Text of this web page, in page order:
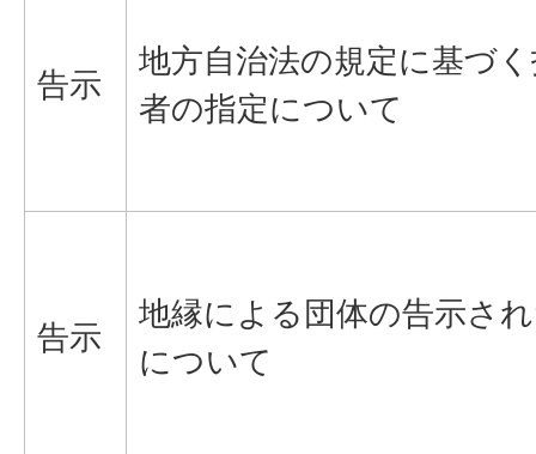
告示
地方自治法の規定に基づ
者の指定について
告示
地縁による団体の告示さ
について